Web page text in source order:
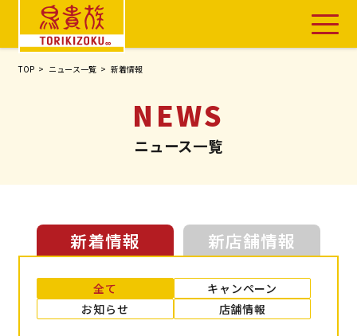
お店を探す
ニュース
鳥貴族 〇〇家
会社情報
TOP ニュース一覧 新着情報
ニュース一覧
新着情報 新店舗情報
全て
キャンペーン
お知らせ
店舗情報